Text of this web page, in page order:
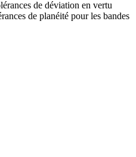
de déviation en vertu
de planéité pour les bandes